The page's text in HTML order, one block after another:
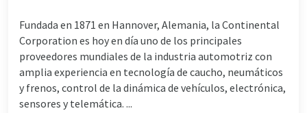
Fundada en 1871 en Hannover, Alemania, la Continental
Corporation es hoy en día uno de los principales
proveedores mundiales de la industria automotriz con
amplia experiencia en tecnología de caucho, neumáticos
y frenos, control de la dinámica de vehículos, electrónica,
sensores y telemática. ...